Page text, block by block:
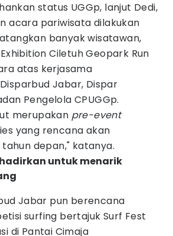
status UGGp, lanjut Dedi,
acara pariwisata dilakukan
banyak wisatawan,
Ciletuh Geopark Run
atas kerjasama
Jabar, Dispar
Pengelola CPUGGp.
merupakan pre-event
yang rencana akan
depan," katanya.
untuk menarik
Jabar pun berencana
surfing bertajuk Surf Fest
di Pantai Cimaja